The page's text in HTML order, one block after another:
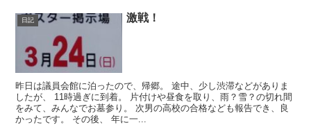
日記 激戦！
昨日は議員会館に泊ったので、帰郷。 途中、少し渋滞などがありま
したが、 11時過ぎに到着。 片付けや昼食を取り、雨？雪？の切れ間
をみて、みんなでお墓参り。 次男の高校の合格なども報告でき、良
かったです。 その後、 年に一...